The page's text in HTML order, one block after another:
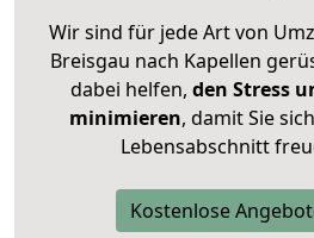
Wir sind für jede Art von
Breisgau nach Kapellen
dabei helfen, den Stress
minimieren, damit Sie
Lebensabschnitt
Kostenlose